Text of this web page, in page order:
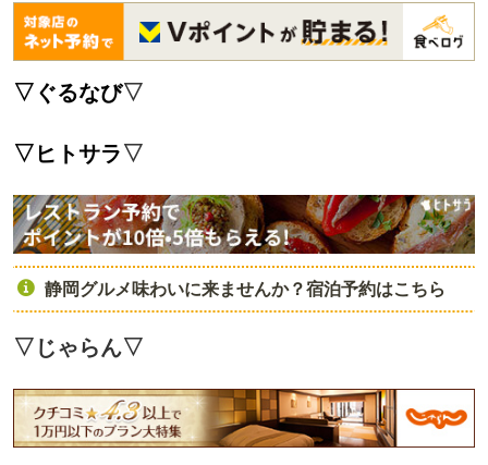
▽ ぐるなび▽
▽ ヒトサラ▽
静岡グルメ味わいに来ませんか？宿泊予約はこちら
▽じゃらん▽